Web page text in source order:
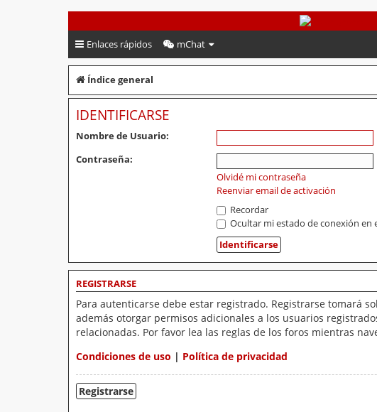
PeruVoley.com
Enlaces rápidos mChat
Índice general
IDENTIFICARSE
Nombre de Usuario:
Contraseña:
Olvidé mi contraseña
Reenviar email de activación
Recordar
Ocultar mi estado de conexión en
REGISTRARSE
Para autenticarse debe estar registrado. Registrarse tomará
además otorgar permisos adicionales a los usuarios
relacionadas. Por favor lea las reglas de los foros mientras
Condiciones de uso | Política de privacidad
Registrarse